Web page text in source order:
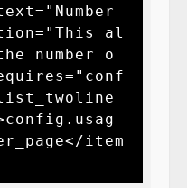
al
number o
item